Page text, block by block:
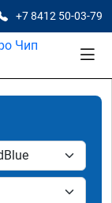
+7 8412 50-03-79